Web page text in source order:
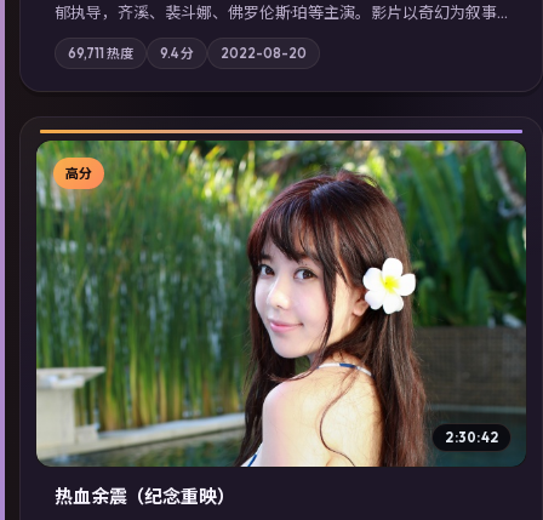
郁执导，齐溪、裴斗娜、佛罗伦斯·珀等主演。影片以奇幻为叙事
主轴，边境小镇的平静被一封匿名信彻底打破；摄影与配乐强化
地域气质；站内亦可通过「国产免费观看高清电视剧在线看」延
展检索同类型高分佳作，畅享高清在线追剧体验。
69,711 热度 9.4分 2022-08-20
▶
高分
2:30:42
热血余震（纪念重映）